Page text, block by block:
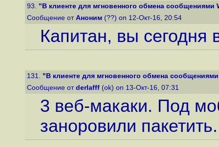
93. "В клиенте для мгновенного обмена сообщениями
Сообщение от Аноним (??) on 12-Окт-16, 20:54
Капитан, вы сегодня
131. "В клиенте для мгновенного обмена
Сообщение от derlafff (ok) on 13-Окт-16, 07:31
3 веб-макаки. Под
заноровили пакетить.